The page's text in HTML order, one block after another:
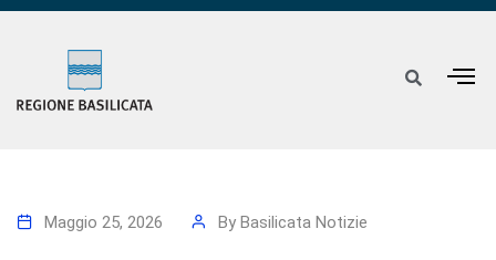
Maggio 25, 2026 By Basilicata Notizie